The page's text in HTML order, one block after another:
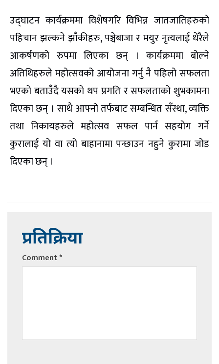
उद्घाटन कार्यक्रममा विशेषगरि विभिन्न जातजातिहरुको
पहिचान झल्कने झाँकीहरु, पञ्चेबाजा र मयुर नृत्यलाई धेरैले
आकर्षणको रुपमा लिएका छन् । कार्यक्रममा बोल्ने
अतिथिहरुले महोत्सवको आयोजना गर्नु नै पहिलो सफलता
भएको बताउँदै यसको थप प्रगति र सफलताको शुभकामना
दिएका छन् । साथै आफ्नो तर्फबाट सम्बन्धित सँस्था, व्यक्ति
तथा निकायहरुले महोत्सव सफल पार्न सहयोग गर्ने
कुरालाई यो वा त्यो बाहानामा पन्छाउन नहुने कुरामा जोड
दिएका छन् ।
प्रतिक्रिया
Comment*